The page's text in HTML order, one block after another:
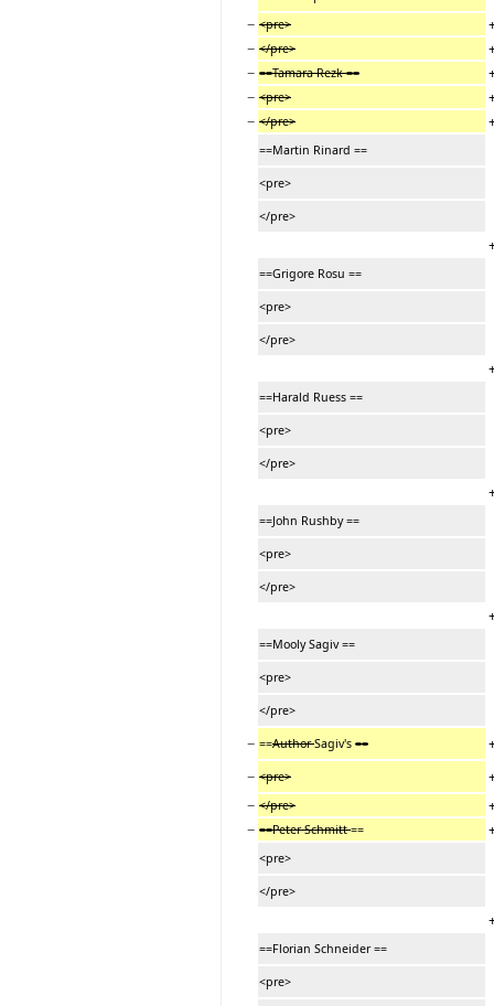
− <pre>
− </pre>
− ==Tamara Rezk ==
− <pre>
− </pre>
==Martin Rinard ==
<pre>
</pre>
==Grigore Rosu ==
<pre>
</pre>
==Harald Ruess ==
<pre>
</pre>
==John Rushby ==
<pre>
</pre>
==Mooly Sagiv ==
<pre>
</pre>
− ==AuthorSagiv's ==
− <pre>
− </pre>
− ==Peter Schmitt==
<pre>
</pre>
==Florian Schneider ==
<pre>